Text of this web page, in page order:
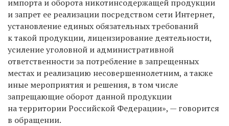
импорта и оборота никотинсодержащей продукции
и запрет ее реализации посредством сети Интернет,
установление единых обязательных требований
к такой продукции, лицензирование деятельности,
усиление уголовной и административной
ответственности за потребление в запрещенных
местах и реализацию несовершеннолетним, а также
иные мероприятия и решения, в том числе
запрещающие оборот данной продукции
на территории Российской Федерации», — говорится
в обращении.